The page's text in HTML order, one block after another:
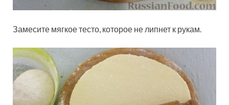
Замесите мягкое тесто, которое не липнет к рукам.